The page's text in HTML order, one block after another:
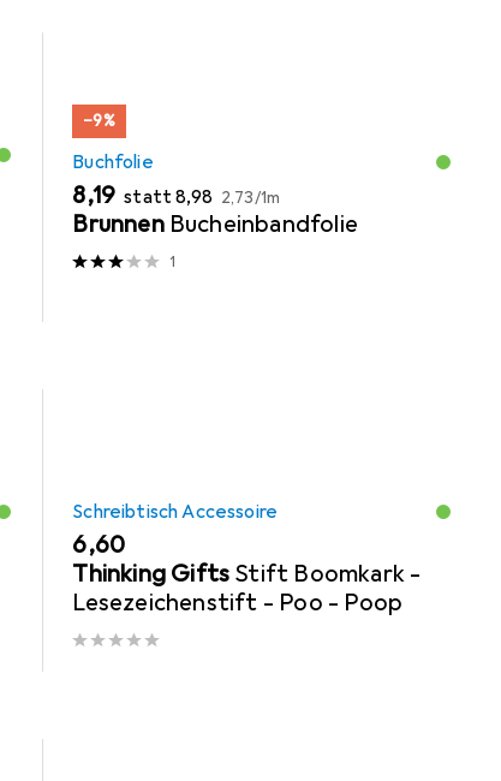
−9%
Buchfolie
EUR
8,19 stattEUR
8,98 EUR
2,73/1m
Brunnen Bucheinbandfolie
1
Schreibtisch Accessoire
EUR
6,60
Thinking Gifts Stift Boomkark -
Lesezeichenstift - Poo - Poop